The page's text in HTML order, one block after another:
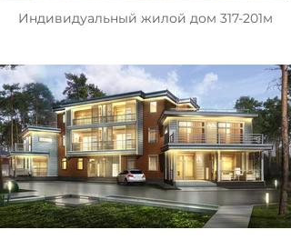
Индивидуальный жилой дом 317-201м